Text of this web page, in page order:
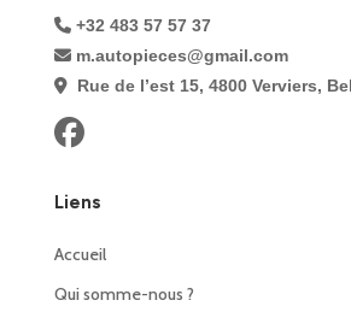
+32 483 57 57 37
m.autopieces@gmail.com
Rue de l’est 15, 4800 Verviers,
Liens
Accueil
Qui somme-nous ?